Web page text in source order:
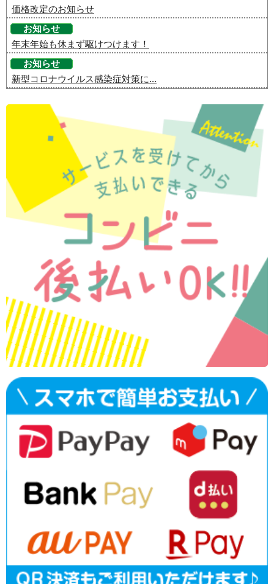
価格改定のお知らせ
お知らせ
年末年始も休まず駆けつけます！
お知らせ
新型コロナウイルス感染症対策に...